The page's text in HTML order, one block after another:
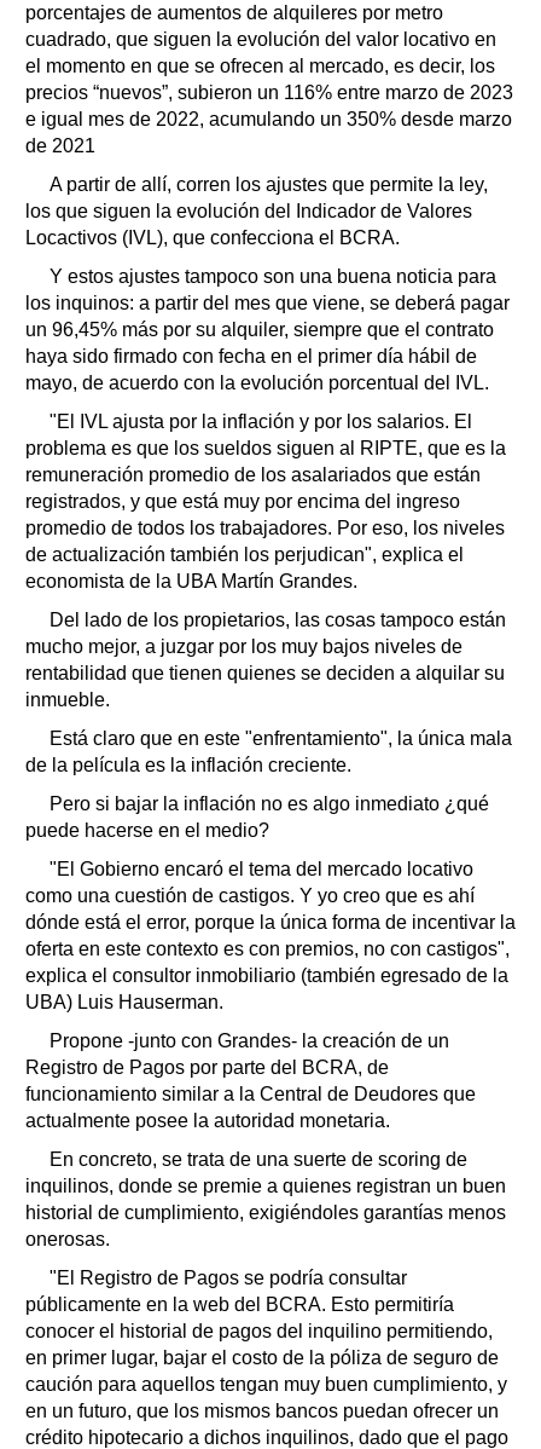
porcentajes de aumentos de alquileres por metro
cuadrado, que siguen la evolución del valor locativo en
el momento en que se ofrecen al mercado, es decir, los
precios “nuevos”, subieron un 116% entre marzo de 2023
e igual mes de 2022, acumulando un 350% desde marzo
de 2021
A partir de allí, corren los ajustes que permite la ley,
los que siguen la evolución del Indicador de Valores
Locactivos (IVL), que confecciona el BCRA.
Y estos ajustes tampoco son una buena noticia para
los inquinos: a partir del mes que viene, se deberá pagar
un 96,45% más por su alquiler, siempre que el contrato
haya sido firmado con fecha en el primer día hábil de
mayo, de acuerdo con la evolución porcentual del IVL.
"El IVL ajusta por la inflación y por los salarios. El
problema es que los sueldos siguen al RIPTE, que es la
remuneración promedio de los asalariados que están
registrados, y que está muy por encima del ingreso
promedio de todos los trabajadores. Por eso, los niveles
de actualización también los perjudican", explica el
economista de la UBA Martín Grandes.
Del lado de los propietarios, las cosas tampoco están
mucho mejor, a juzgar por los muy bajos niveles de
rentabilidad que tienen quienes se deciden a alquilar su
inmueble.
Está claro que en este "enfrentamiento", la única mala
de la película es la inflación creciente.
Pero si bajar la inflación no es algo inmediato ¿qué
puede hacerse en el medio?
"El Gobierno encaró el tema del mercado locativo
como una cuestión de castigos. Y yo creo que es ahí
dónde está el error, porque la única forma de incentivar la
oferta en este contexto es con premios, no con castigos",
explica el consultor inmobiliario (también egresado de la
UBA) Luis Hauserman.
Propone -junto con Grandes- la creación de un
Registro de Pagos por parte del BCRA, de
funcionamiento similar a la Central de Deudores que
actualmente posee la autoridad monetaria.
En concreto, se trata de una suerte de scoring de
inquilinos, donde se premie a quienes registran un buen
historial de cumplimiento, exigiéndoles garantías menos
onerosas.
"El Registro de Pagos se podría consultar
públicamente en la web del BCRA. Esto permitiría
conocer el historial de pagos del inquilino permitiendo,
en primer lugar, bajar el costo de la póliza de seguro de
caución para aquellos tengan muy buen cumplimiento, y
en un futuro, que los mismos bancos puedan ofrecer un
crédito hipotecario a dichos inquilinos, dado que el pago